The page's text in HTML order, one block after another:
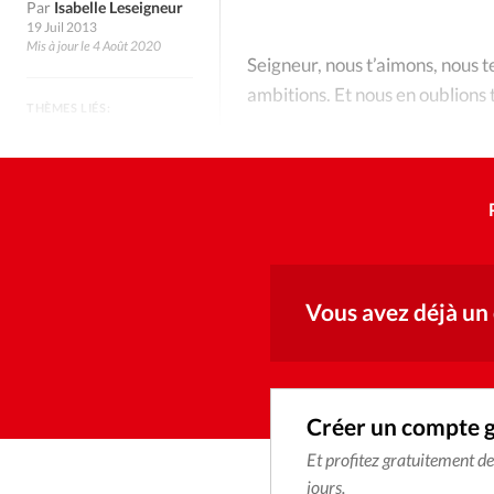
Génération réveil
Monde
Tour du monde des
Vécu Vie
Par Isabelle Leseigneur
19 Juil 2013
Mis à jour le 4 Août 2020
Seigneur, nous t’aimons, nous
ambitions. Et nous en oublions
Vous avez déjà
Créer un compte
Et profitez gratuitement
jours.